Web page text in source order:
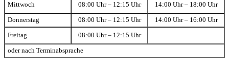
Mittwoch 08:00 Uhr – 12:15 Uhr 14:00 Uhr – 18:00 Uhr
Donnerstag 08:00 Uhr – 12:15 Uhr 14:00 Uhr – 16:00 Uhr
Freitag 08:00 Uhr – 12:15 Uhr
oder nach Terminabsprache